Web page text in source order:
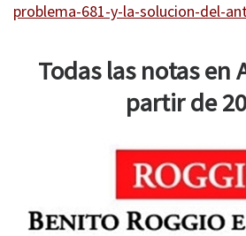
problema-681-y-la-solucion-del-
Todas las notas en
partir de